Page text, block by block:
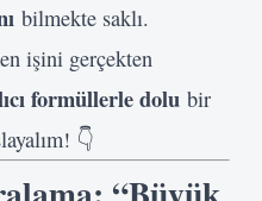
bilmekte saklı.
işini gerçekten
formüllerle dolu bir
👇